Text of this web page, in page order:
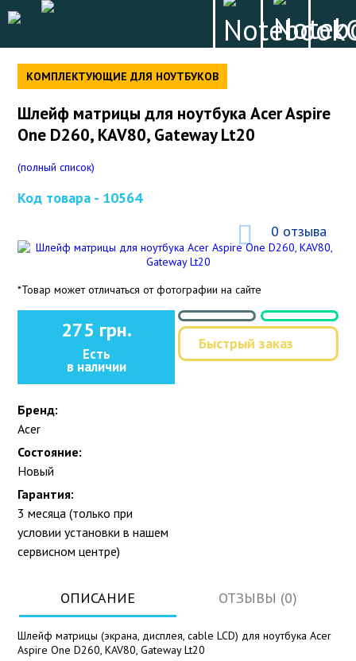
КОМПЛЕКТУЮЩИЕ ДЛЯ НОУТБУКОВ
Шлейф матрицы для ноутбука Acer Aspire
One D260, KAV80, Gateway Lt20
(полный список)
Код товара - 10564
0 отзыва
*Товар может отличаться от фотографии на сайте
275 грн.
Есть
в наличии
Быстрый заказ
Бренд:
Acer
Состояние:
Новый
Гарантия:
3 месяца (только при
условии установки в нашем
сервисном центре)
ОПИСАНИЕ ОТЗЫВЫ (0)
Шлейф матрицы (экрана, дисплея, cable LCD) для ноутбука Acer
Aspire One D260, KAV80, Gateway Lt20